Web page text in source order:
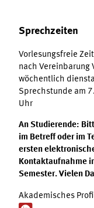
Sprechzeiten
Vorlesungsfreie
nach Vereinbarung
wöchentlich
Sprechstunde am
Uhr
An Studierende:
im Betreff oder im
ersten
Kontaktaufnahme
Semester. Vielen
Akademisches